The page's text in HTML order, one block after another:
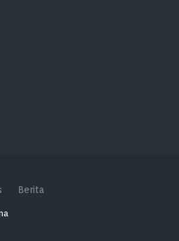
Berita